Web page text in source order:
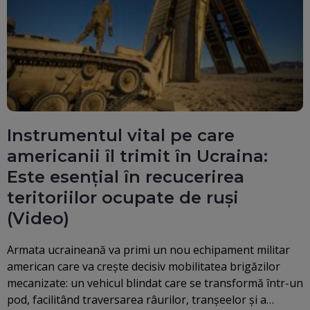
Instrumentul vital pe care
americanii îl trimit în Ucraina:
Este esențial în recucerirea
teritoriilor ocupate de ruși
(Video)
Armata ucraineană va primi un nou echipament militar
american care va crește decisiv mobilitatea brigăzilor
mecanizate: un vehicul blindat care se transformă într-un
pod, facilitând traversarea râurilor, tranșeelor și a…